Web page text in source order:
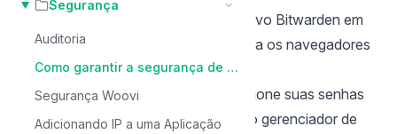
Segurança
Auditoria
Como garantir a segurança de sua conta OpenPix com os Gerenciadores de Senhas: Bitwarden, Google Passwords e 1Password
Segurança Woovi
Adicionando IP a uma Aplicação
: Baixe e instale o aplicativo Bitwarden em
seus dispositivos e as extensões para os navegadores
que você usa.
Armazenamento de Senhas
: Adicione suas senhas
manualmente ou importe-as de outro gerenciador de